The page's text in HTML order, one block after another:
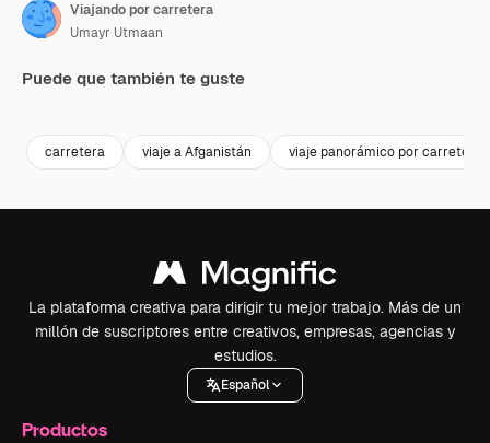
Viajando por carretera
Umayr Utmaan
Puede que también te guste
carretera viaje a Afganistán viaje panorámico por carretera
La plataforma creativa para dirigir tu mejor trabajo. Más de un
millón de suscriptores entre creativos, empresas, agencias y
estudios.
Español
Productos